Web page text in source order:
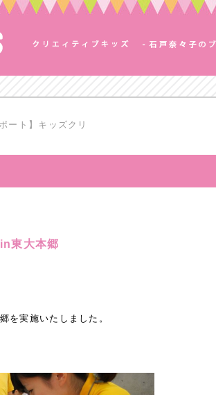
ート】キッズクリ
東大本郷
を実施いたしました。